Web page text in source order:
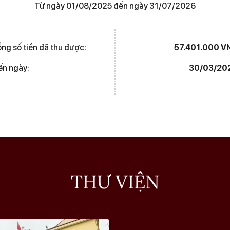
Từ ngày 01/08/2025 đến ngày 31/07/2026
số tiền đã thu được: 57.401.000
ngày: 30/03/
THƯ VIỆN